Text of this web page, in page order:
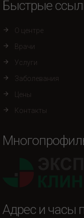
Быстрые
О центре
Врачи
Услуги
Заболевания
Цены
Контакты
Адрес и часы